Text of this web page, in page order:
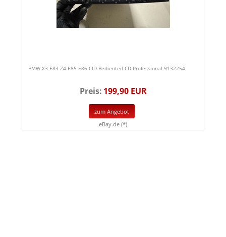
BMW X3 E83 Z4 E85 E86 CID Bedienteil CD Professional 9132254
Preis: 199,90 EUR
zum Angebot
eBay.de (*)